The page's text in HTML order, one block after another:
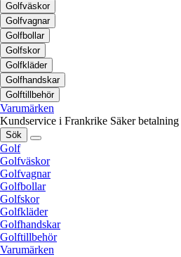
Golfväskor
Golfvagnar
Golfbollar
Golfskor
Golfkläder
Golfhandskar
Golftillbehör
Varumärken
Kundservice i Frankrike Säker betalning
Sök
Golf
Golfväskor
Golfvagnar
Golfbollar
Golfskor
Golfkläder
Golfhandskar
Golftillbehör
Varumärken